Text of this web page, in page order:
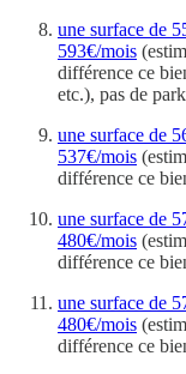
une surface de
593€/mois
différence ce
etc.), pas de
une surface de
537€/mois
différence ce
une surface de
480€/mois
différence ce
une surface de
480€/mois
différence ce